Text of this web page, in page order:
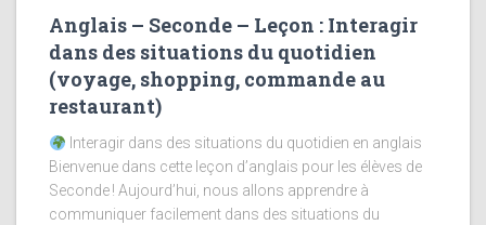
Anglais – Seconde – Leçon : Interagir
dans des situations du quotidien
(voyage, shopping, commande au
restaurant)
Interagir dans des situations du quotidien en anglais
Bienvenue dans cette leçon d’anglais pour les élèves de
Seconde ! Aujourd’hui, nous allons apprendre à
communiquer facilement dans des situations du